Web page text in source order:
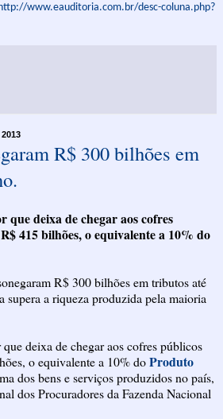
http://www.eauditoria.com.br/desc-coluna.php?
R$ 300 bilhões em
que deixa de chegar aos cofres
415 bilhões, o equivalente a 10% do
R$ 300 bilhões em tributos até
supera a riqueza produzida pela maioria
deixa de chegar aos cofres públicos
o equivalente a 10% doProduto
dos bens e serviços produzidos no país,
dos Procuradores da Fazenda Nacional